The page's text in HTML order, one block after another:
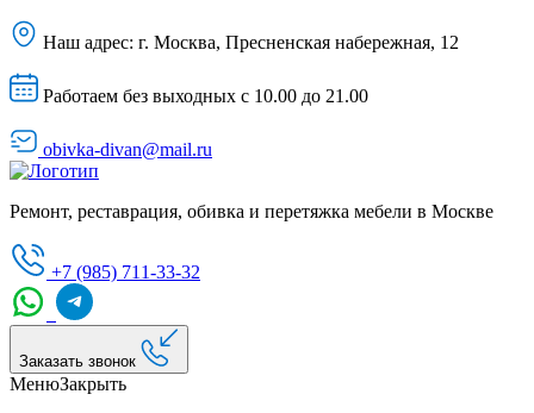
Наш адрес: г. Москва, Пресненская набережная, 12
Работаем без выходных с 10.00 до 21.00
obivka-divan@mail.ru
Ремонт, реставрация, обивка и перетяжка мебели в Москве
+7 (985) 711-33-32
Заказать звонок
МенюЗакрыть